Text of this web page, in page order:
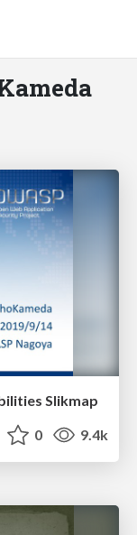
Slikmap
0 9.4k